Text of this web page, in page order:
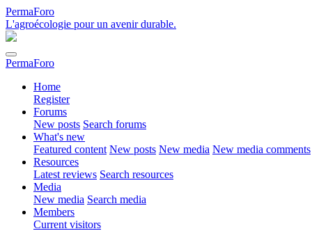
PermaForo
L'agroécologie pour un avenir durable.
PermaForo
Home
Register
Forums
New posts Search forums
What's new
Featured content New posts New media New media comments
Resources
Latest reviews Search resources
Media
New media Search media
Members
Current visitors